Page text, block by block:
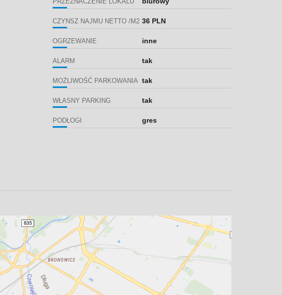
CZYNSZ NAJMU NETTO /M2 36 PLN
OGRZEWANIE inne
ALARM tak
MOŻLIWOŚĆ PARKOWANIA tak
WŁASNY PARKING tak
PODŁOGI gres